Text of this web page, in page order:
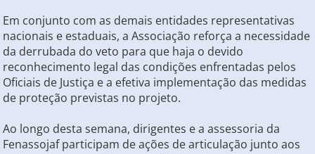
Em conjunto com as demais entidades representativas
nacionais e estaduais, a Associação reforça a necessidade
da derrubada do veto para que haja o devido
reconhecimento legal das condições enfrentadas pelos
Oficiais de Justiça e a efetiva implementação das medidas
de proteção previstas no projeto.
Ao longo desta semana, dirigentes e a assessoria da
Fenassojaf participam de ações de articulação junto aos